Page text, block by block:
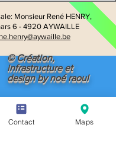
Monsieur René HENRY,
6 - 4920 AYWAILLE
© Création,
infrastructure et
design by noé raoul
Contact Maps